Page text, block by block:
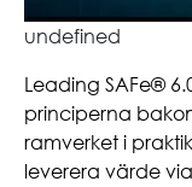
undefined
Leading SAFe®
principerna
ramverket i
leverera värde